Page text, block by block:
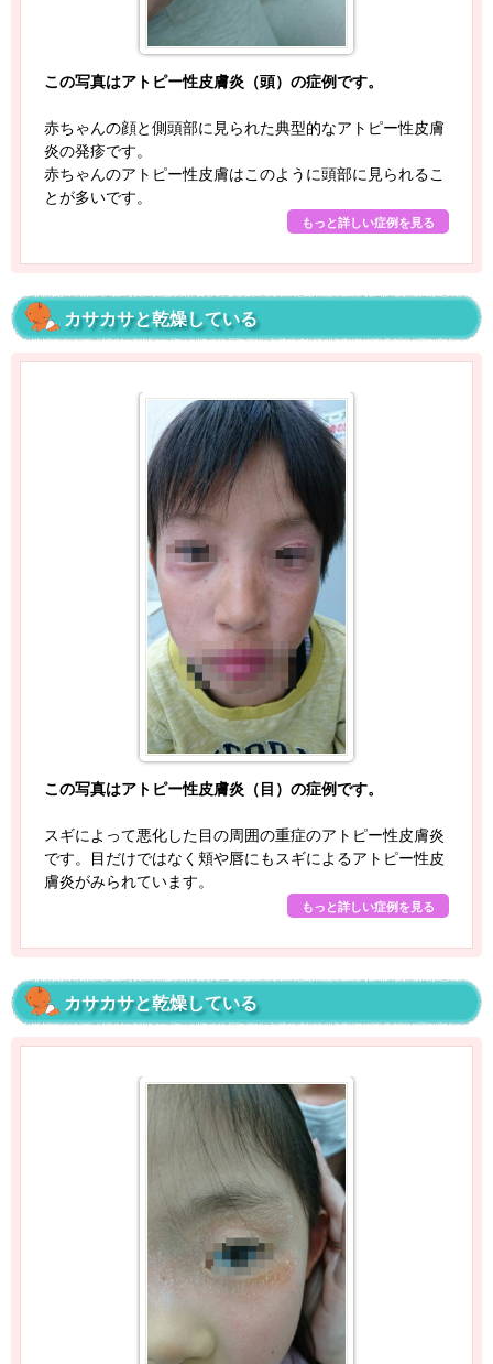
この写真はアトピー性皮膚炎（頭）の症例です。
赤ちゃんの顔と側頭部に見られた典型的なアトピー性皮膚
炎の発疹です。
赤ちゃんのアトピー性皮膚はこのように頭部に見られるこ
とが多いです。
もっと詳しい症例を見る
カサカサと乾燥している
この写真はアトピー性皮膚炎（目）の症例です。
スギによって悪化した目の周囲の重症のアトピー性皮膚炎
です。目だけではなく頬や唇にもスギによるアトピー性皮
膚炎がみられています。
もっと詳しい症例を見る
カサカサと乾燥している